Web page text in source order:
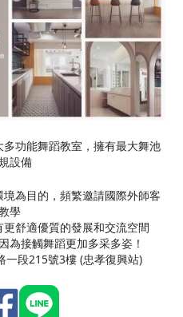
功能舞蹈教室，擁有最大舞池
設備
為目的，頻繁邀請國際外師客
學
舒適優質的發展和交流空間
為接觸舞蹈更加多采多姿！
一段215號3樓 (忠孝復興站)